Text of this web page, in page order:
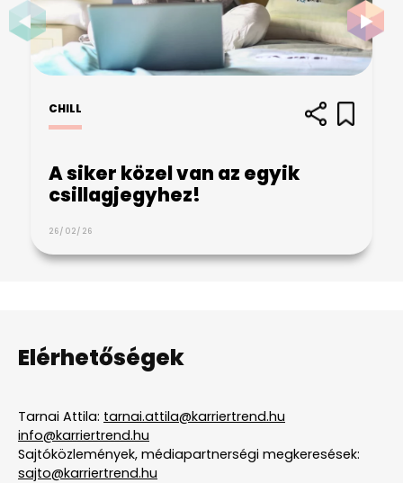
CHILL
A siker közel van az egyik
csillagjegyhez!
26/02/26
Elérhetőségek
Tarnai Attila: tarnai.attila@karriertrend.hu
info@karriertrend.hu
Sajtóközlemények, médiapartnerségi megkeresések:
sajto@karriertrend.hu